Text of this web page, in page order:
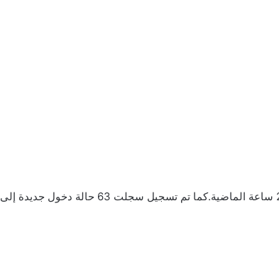
سجلت هولندا 4996 اختباراً إيجابياً جديداً لكورونا خلال الـ 24 ساعة الماضية.كما تم تسجيل سجلت 63 حالة دخول جديدة إلى